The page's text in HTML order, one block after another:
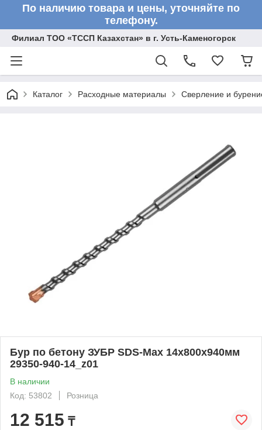
По наличию товара и цены, уточняйте по
телефону.
Филиал ТОО «ТССП Казахстан» в г. Усть-Каменогорск
Каталог Расходные материалы Сверление и
Бур по бетону ЗУБР SDS-Max 14х800х940мм
29350-940-14_z01
В наличии
Код: 53802
Розница
12 515 ₸